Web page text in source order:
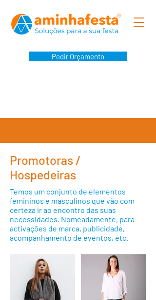
Pedir Orçamento
Promotoras /
Hospedeiras
Temos um conjunto de elementos
femininos e masculinos que vão com
certeza ir ao encontro das suas
necessidades. Nomeadamente, para
activações de marca, publicidade,
acompanhamento de eventos, etc.